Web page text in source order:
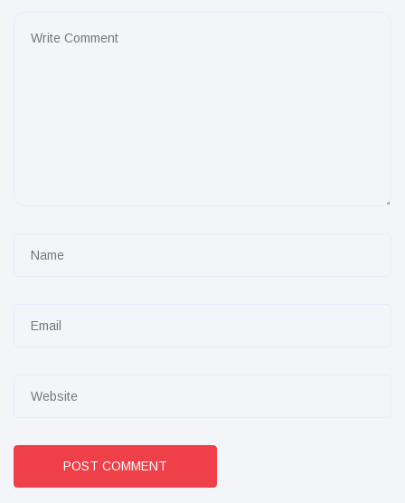
POST COMMENT